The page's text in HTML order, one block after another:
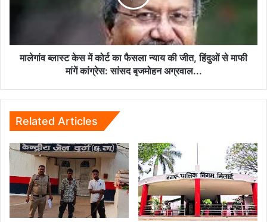
की
जीत,
कांग्रेस:
सांसद
बृजमोहन
अग्रवाल...
मालेगांव ब्लास्ट केस में कोर्ट का फैसला न्याय की जीत, हिंदुओं से माफी
मांगें कांग्रेस: सांसद बृजमोहन अग्रवाल...
Related Articles